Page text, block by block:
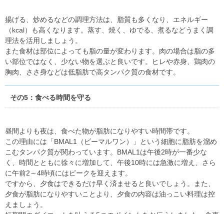
揚げる、炒めるなどの調理方法は、脂質も多くなり、エネルギー
（kcal）も高くなります。蒸す、焼く、ゆでる、煮るなどうまく調
理法を活用しましょう。
また食材は部位によっても脂の量が変わります。肉の場合は脂の多
い部位ではなく、少ない物を選ぶと良いです。ヒレや赤身、鶏肉の
胸肉、ささ身などは低脂肪で高タンパク質の食材です。
その5：食べる時間を守る
昼間よりも夜は、食べた物が脂肪になりやすい時間帯です。
この理由には「BMAL1（ビーマルワン）」という細胞に脂肪を溜め
こむタンパク質が関わっています。BMAL1は午後2時が一番少な
く、時間とともに徐々に増加して、午後10時には急激に増え、さら
に午前2～4時頃にはピークを迎えます。
ですから、夕食はできるだけ早く済ませると良いでしょう。また、
夕食が脂肪になりやすいことより、夕食の内容は油っこい料理は控
えましょう。